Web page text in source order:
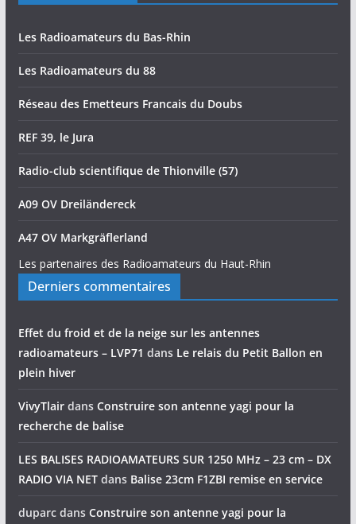
Les Radioamateurs du Bas-Rhin
Les Radioamateurs du 88
Réseau des Emetteurs Francais du Doubs
REF 39, le Jura
Radio-club scientifique de Thionville (57)
A09 OV Dreiländereck
A47 OV Markgräflerland
Les partenaires des Radioamateurs du Haut-Rhin
Derniers commentaires
Effet du froid et de la neige sur les antennes
radioamateurs – LVP71 dans Le relais du Petit Ballon en
plein hiver
VivyTlairdans Construire son antenne yagi pour la
recherche de balise
LES BALISES RADIOAMATEURS SUR 1250 MHz – 23 cm – DX
RADIO VIA NETdans Balise 23cm F1ZBI remise en service
duparcdans Construire son antenne yagi pour la